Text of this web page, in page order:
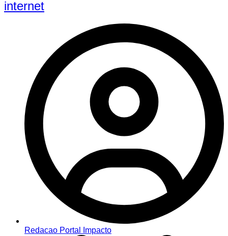
internet
Redacao Portal Impacto